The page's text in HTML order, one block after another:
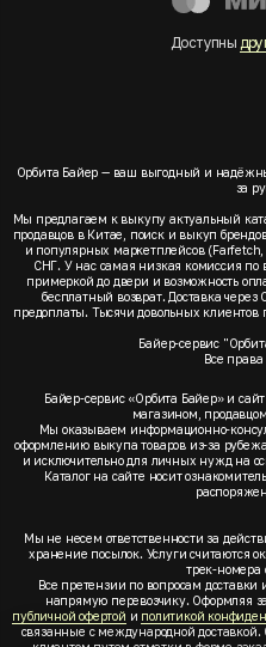
Доступны
Орбита Байер — ваш выгодный и
за
Мы предлагаем к выкупу актуальный
продавцов в Китае, поиск и выкуп
и популярных маркетплейсов (Farfetch,
СНГ. У нас самая низкая комиссия по
примеркой до двери и возможность
бесплатный возврат. Доставка
предоплаты. Тысячи довольных
Байер-сервис
Все
Байер-сервис «Орбита Байер» и
магазином,
Мы оказываем информационно-
оформлению выкупа товаров из-за
и исключительно для личных нужд на
Каталог на сайте носит
Мы не несем ответственности за
хранение посылок. Услуги считаются
трек-номера
Все претензии по вопросам
напрямую перевозчику. Оформляя
публичной офертой и политикой
связанные с международной доставкой.